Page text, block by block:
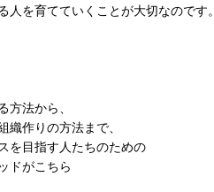
人を育てていくことが大切なのです。
方法から、
織作りの方法まで、
を目指す人たちのための
ドがこちら